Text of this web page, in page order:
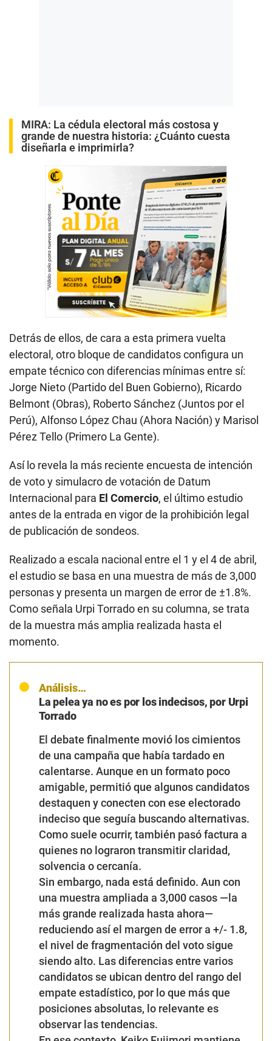
MIRA: La cédula electoral más costosa y
grande de nuestra historia: ¿Cuánto cuesta
diseñarla e imprimirla?
Detrás de ellos, de cara a esta primera vuelta
electoral, otro bloque de candidatos configura un
empate técnico con diferencias mínimas entre sí:
Jorge Nieto (Partido del Buen Gobierno), Ricardo
Belmont (Obras), Roberto Sánchez (Juntos por el
Perú), Alfonso López Chau (Ahora Nación) y Marisol
Pérez Tello (Primero La Gente).
Así lo revela la más reciente encuesta de intención
de voto y simulacro de votación de Datum
Internacional para El Comercio, el último estudio
antes de la entrada en vigor de la prohibición legal
de publicación de sondeos.
Realizado a escala nacional entre el 1 y el 4 de abril,
el estudio se basa en una muestra de más de 3,000
personas y presenta un margen de error de ±1.8%.
Como señala Urpi Torrado en su columna, se trata
de la muestra más amplia realizada hasta el
momento.
Análisis…
La pelea ya no es por los indecisos, por Urpi
Torrado
El debate finalmente movió los cimientos
de una campaña que había tardado en
calentarse. Aunque en un formato poco
amigable, permitió que algunos candidatos
destaquen y conecten con ese electorado
indeciso que seguía buscando alternativas.
Como suele ocurrir, también pasó factura a
quienes no lograron transmitir claridad,
solvencia o cercanía.
Sin embargo, nada está definido. Aun con
una muestra ampliada a 3,000 casos —la
más grande realizada hasta ahora—
reduciendo así el margen de error a +/- 1.8,
el nivel de fragmentación del voto sigue
siendo alto. Las diferencias entre varios
candidatos se ubican dentro del rango del
empate estadístico, por lo que más que
posiciones absolutas, lo relevante es
observar las tendencias.